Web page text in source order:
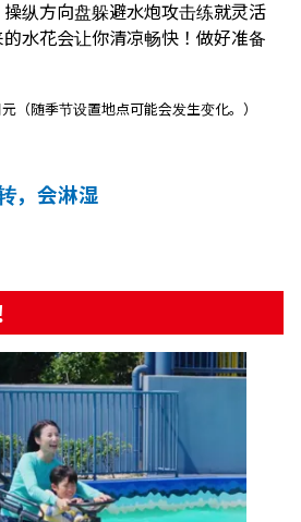
纵方向盘躲避水炮攻击练就灵活
水花会让你清凉畅快！做好准备
（随季节设置地点可能会发生变化。）
，会淋湿